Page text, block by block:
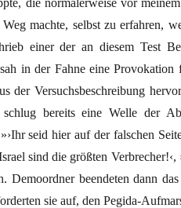
machte, selbst zu erfahren,
einer der an diesem Test
in der Fahne eine
der Versuchsbeschreibung
bereits eine Welle der
seid hier auf der falschen
sind die größten
Demoordner beendeten dann
sie auf, den Pegida-